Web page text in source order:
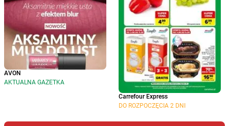
AVON
AKTUALNA GAZETKA
Carrefour Express
DO ROZPOCZĘCIA 2 DNI